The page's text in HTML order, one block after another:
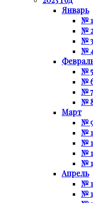
Январь
№
№
№
№
№
№
№
№
Март
№
№
№
№
№
Апрель
№
№